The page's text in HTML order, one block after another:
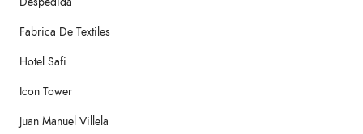
Fabrica De Textiles
Hotel Safi
Icon Tower
Juan Manuel Villela